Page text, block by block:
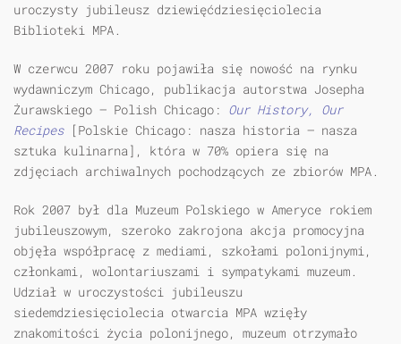
uroczysty jubileusz dziewięćdziesięciolecia
Biblioteki MPA.
W czerwcu 2007 roku pojawiła się nowość na rynku
wydawniczym Chicago, publikacja autorstwa Josepha
Żurawskiego — Polish Chicago: Our History, Our
Recipes[Polskie Chicago: nasza historia — nasza
sztuka kulinarna], która w 70% opiera się na
zdjęciach archiwalnych pochodzących ze zbiorów MPA.
Rok 2007 był dla Muzeum Polskiego w Ameryce rokiem
jubileuszowym, szeroko zakrojona akcja promocyjna
objęła współpracę z mediami, szkołami polonijnymi,
członkami, wolontariuszami i sympatykami muzeum.
Udział w uroczystości jubileuszu
siedemdziesięciolecia otwarcia MPA wzięły
znakomitości życia polonijnego, muzeum otrzymało